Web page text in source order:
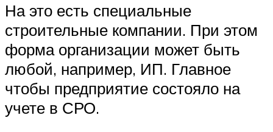
На это есть специальные
строительные компании. При этом
форма организации может быть
любой, например, ИП. Главное
чтобы предприятие состояло на
учете в СРО.